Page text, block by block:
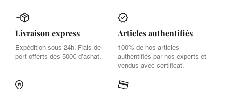
Livraison express
Expédition sous 24h. Frais de
port offerts dès 500€ d’achat.
Articles authentifiés
100% de nos articles
authentifiés par nos experts et
vendus avec certificat.